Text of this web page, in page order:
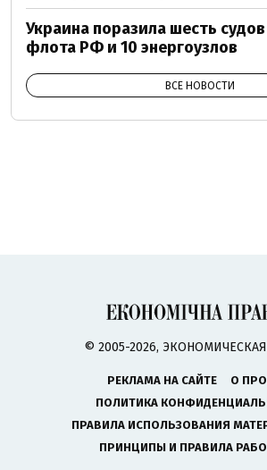
Украина поразила шесть
флота РФ и 10 энергоузлов
ВСЕ НОВОСТИ
© 2005-2026,
РЕКЛАМА НА САЙТЕ
О
ПОЛИТИКА
ПРАВИЛА ИСПОЛЬЗОВАНИЯ
ПРИНЦИПЫ И ПРАВИЛА